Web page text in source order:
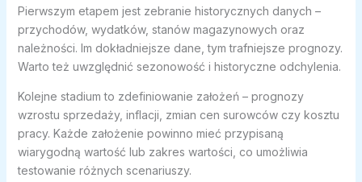
Pierwszym etapem jest zebranie historycznych danych –
przychodów, wydatków, stanów magazynowych oraz
należności. Im dokładniejsze dane, tym trafniejsze prognozy.
Warto też uwzględnić sezonowość i historyczne odchylenia.
Kolejne stadium to zdefiniowanie założeń – prognozy
wzrostu sprzedaży, inflacji, zmian cen surowców czy kosztu
pracy. Każde założenie powinno mieć przypisaną
wiarygodną wartość lub zakres wartości, co umożliwia
testowanie różnych scenariuszy.